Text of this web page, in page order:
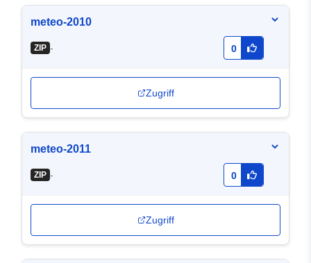
meteo-2010
ZIP - 0
Zugriff
meteo-2011
ZIP - 0
Zugriff